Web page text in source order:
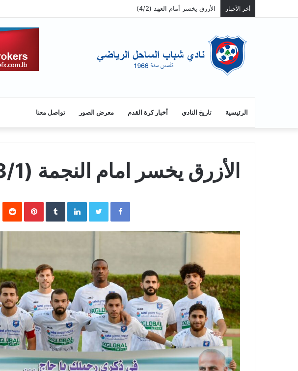
أخر الأخبار الازرق يفوز على الراسينغ ويصبح سابعاً
الرئيسية تاريخ النادي أخبار كرة القدم معرض الصور تواصل معنا
الأزرق يخسر امام النجمة (3/1)
Facebook
Twitter
LinkedIn
Pinterest